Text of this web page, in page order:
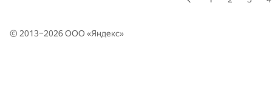
© 2013–2026 ООО «Яндекс»